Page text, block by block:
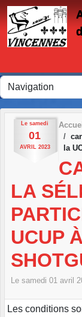
Le samedi
01
AVRIL 2023
la
LA
UCUP
Le samedi 01 avril
Les conditions
Panneau de